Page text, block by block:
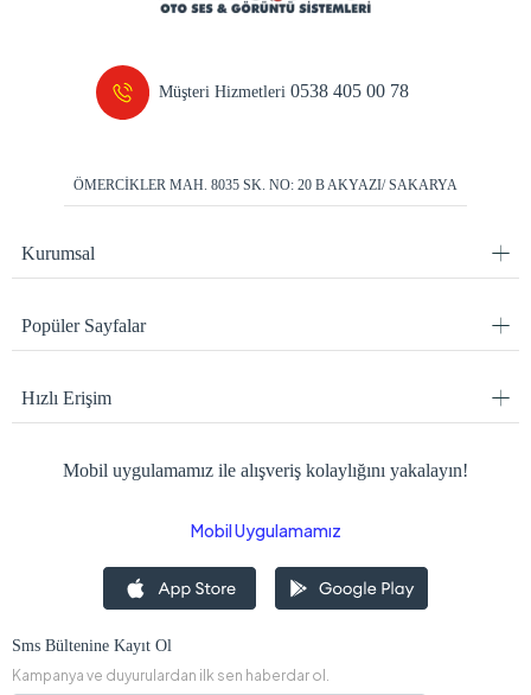
Müşteri Hizmetleri0538 405 00 78
ÖMERCİKLER MAH. 8035 SK. NO: 20 B AKYAZI/ SAKARYA
Kurumsal
Popüler Sayfalar
Hızlı Erişim
Mobil uygulamamız ile alışveriş kolaylığını yakalayın!
Mobil Uygulamamız
Sms Bültenine Kayıt Ol
Kampanya ve duyurulardan ilk sen haberdar ol.